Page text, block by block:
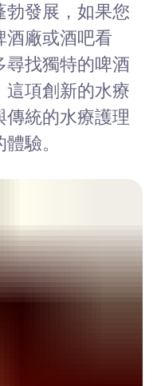
勃發展，如果您
酒廠或酒吧看
尋找獨特的啤酒
這項創新的水療
統的水療護理
驗。